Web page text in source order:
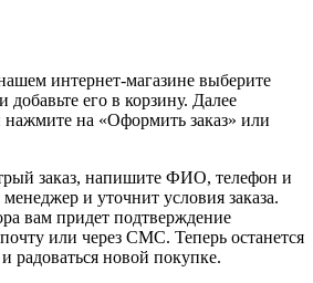
интернет-магазине выберите
его в корзину. Далее
на «Оформить заказ» или
заказ, напишите ФИО, телефон и
и уточнит условия заказа.
вам придет подтверждение
или через СМС. Теперь останется
радоваться новой покупке.